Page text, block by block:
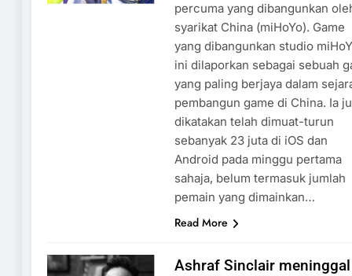
percuma yang dibangunkan
syarikat China (miHoYo). Game
yang dibangunkan studio
ini dilaporkan sebagai sebuah
yang paling berjaya dalam
pembangun game di China. Ia
dikatakan telah dimuat-turun
sebanyak 23 juta di iOS dan
Android pada minggu pertama
sahaja, belum termasuk jumlah
pemain yang dimainkan…
Read More
Ashraf Sinclair meninggal